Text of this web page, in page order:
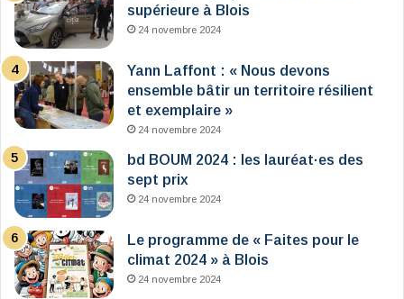
supérieure à Blois
24 novembre 2024
Yann Laffont : « Nous devons
ensemble bâtir un territoire résilient
et exemplaire »
24 novembre 2024
bd BOUM 2024 : les lauréat·es des
sept prix
24 novembre 2024
Le programme de « Faites pour le
climat 2024 » à Blois
24 novembre 2024